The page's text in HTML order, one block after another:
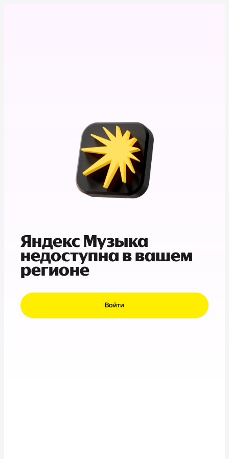
Яндекс Музыка
недоступна в вашем
регионе
Войти